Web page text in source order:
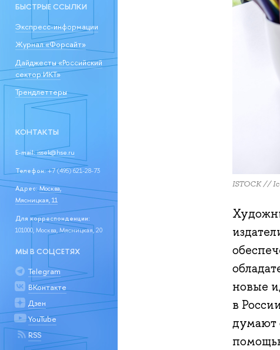
БЫСТРЫЕ ССЫЛКИ
Экспресс-информации
Журнал «Форсайт»
Дайджесты «Российский
сектор ИКТ»
Трендлеттеры
КОНТАКТЫ
E-mail:issek@hse.ru
Телефон:+7 (495) 621-28-73
Адрес: Москва,
Мясницкая, 11
Для корреспонденции:
101000, Москва, Мясницкая, 20
МЫ В СОЦСЕТЯХ
Telegram
ВКонтакте
Дзен
YouTube
RSS
ISTOCK //
новые
в
думают